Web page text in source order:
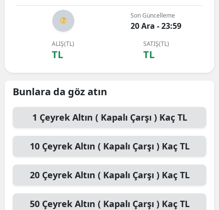
Son Güncelleme
20 Ara - 23:59
ALIŞ(TL)
TL
SATIŞ(TL)
TL
Bunlara da göz atın
1 Çeyrek Altın ( Kapalı Çarşı )Kaç TL
10 Çeyrek Altın ( Kapalı Çarşı )Kaç TL
20 Çeyrek Altın ( Kapalı Çarşı )Kaç TL
50 Çeyrek Altın ( Kapalı Çarşı )Kaç TL